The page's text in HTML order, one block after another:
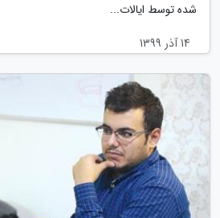
شده توسط ایالات...
14 آذر 1399